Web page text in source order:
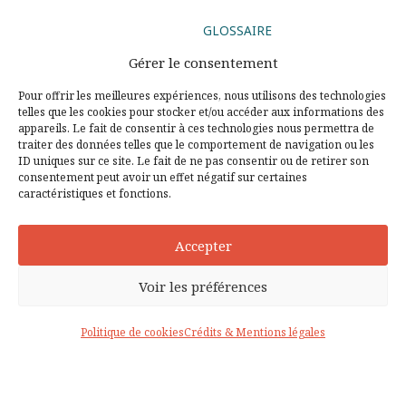
Gérer le consentement
Pour offrir les meilleures expériences, nous utilisons des technologies
telles que les cookies pour stocker et/ou accéder aux informations des
appareils. Le fait de consentir à ces technologies nous permettra de
traiter des données telles que le comportement de navigation ou les
ID uniques sur ce site. Le fait de ne pas consentir ou de retirer son
consentement peut avoir un effet négatif sur certaines
caractéristiques et fonctions.
Accepter
Voir les préférences
Politique de cookiesCrédits & Mentions légales
GLOSSAIRE
AGENCE CONSEIL
AGENCE DIGITALE
AGENCE COMMUNICATION DIGITALE
AGENCE MARKETING DIGITAL
AGENCE UX DESIGN PARIS
CONSEIL DIGITAL
DESIGN THINKING